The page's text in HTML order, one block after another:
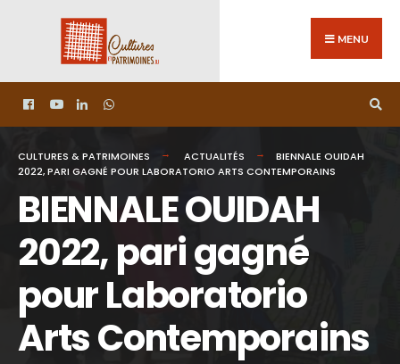
MENU
CULTURES & PATRIMOINES ACTUALITÉS
BIENNALE OUIDAH
2022, PARI GAGNÉ POUR LABORATORIO ARTS CONTEMPORAINS
BIENNALE OUIDAH
2022, pari gagné
pour Laboratorio
Arts Contemporains